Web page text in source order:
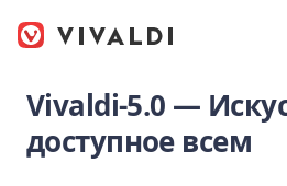
Vivaldi-5.0 —
доступное всем